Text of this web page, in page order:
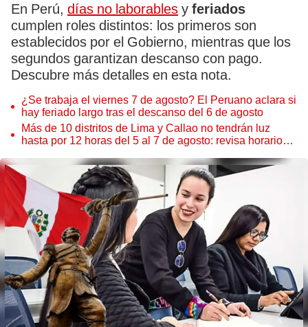
En Perú, días no laborables y feriados
cumplen roles distintos: los primeros son
establecidos por el Gobierno, mientras que los
segundos garantizan descanso con pago.
Descubre más detalles en esta nota.
¿Se trabaja el viernes 7 de agosto? El Peruano aclara si
hay feriado largo tras el descanso del 6 de agosto
Más de 10 distritos de Lima y Callao no tendrán luz
hasta por 12 horas del 5 al 7 de agosto: revisa horarios y